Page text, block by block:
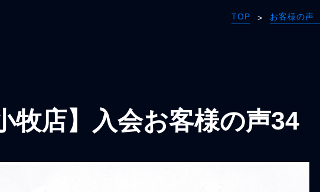
TOP > お客様の声
牧店】入会お客様の声34